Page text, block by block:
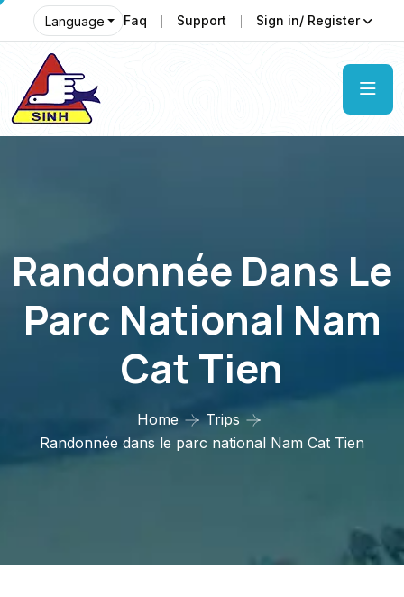
Language Faq Support Sign in/ Register
Randonnée Dans Le
Parc National Nam
Cat Tien
Home
Trips
Randonnée dans le parc national Nam Cat Tien